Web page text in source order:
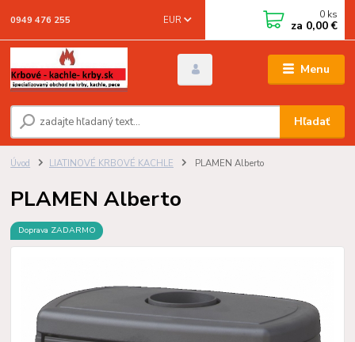
Menu
EUR
Hľadať
0949 476 255 0 ks
za 0,00 €
Úvod LIATINOVÉ KRBOVÉ KACHLE PLAMEN Alberto
PLAMEN Alberto
Doprava ZADARMO